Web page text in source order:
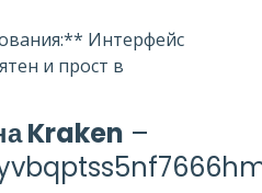
Интерфейс
и прост в
Kraken –